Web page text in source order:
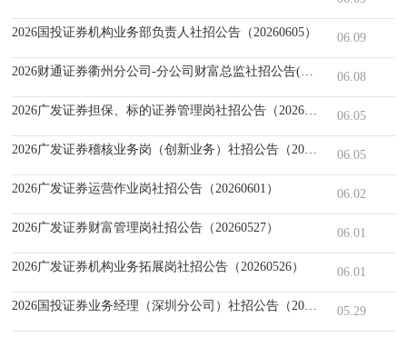
2026国投证券机构业务部负责人社招公告（20260605） 06.09
2026财通证券衢州分公司-分公司财富总监社招公告(20260603)
06.08
2026广发证券担保、标的证券管理岗社招公告（20260603）06.05
2026广发证券稽核业务岗（创新业务）社招公告（20260601）
06.05
2026广发证券运营作业岗社招公告（20260601） 06.02
2026广发证券财富管理岗社招公告（20260527） 06.01
2026广发证券机构业务拓展岗社招公告（20260526） 06.01
2026国投证券业务经理（深圳分公司）社招公告（20260527）
05.29